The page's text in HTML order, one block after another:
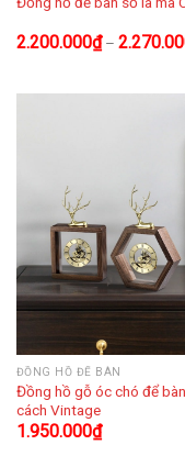
2.200.000₫–
ĐỒNG HỒ ĐỂ BÀN
Đồng hồ gỗ óc chó để
cách Vintage
1.950.000₫